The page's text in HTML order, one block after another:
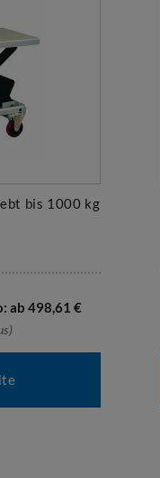
bis 1000 kg
ab 498,61 €